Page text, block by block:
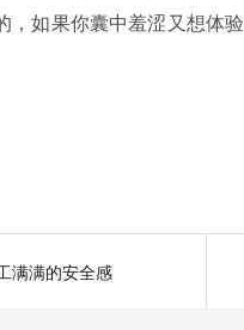
，如果你囊中羞涩又想体验
满满的安全感